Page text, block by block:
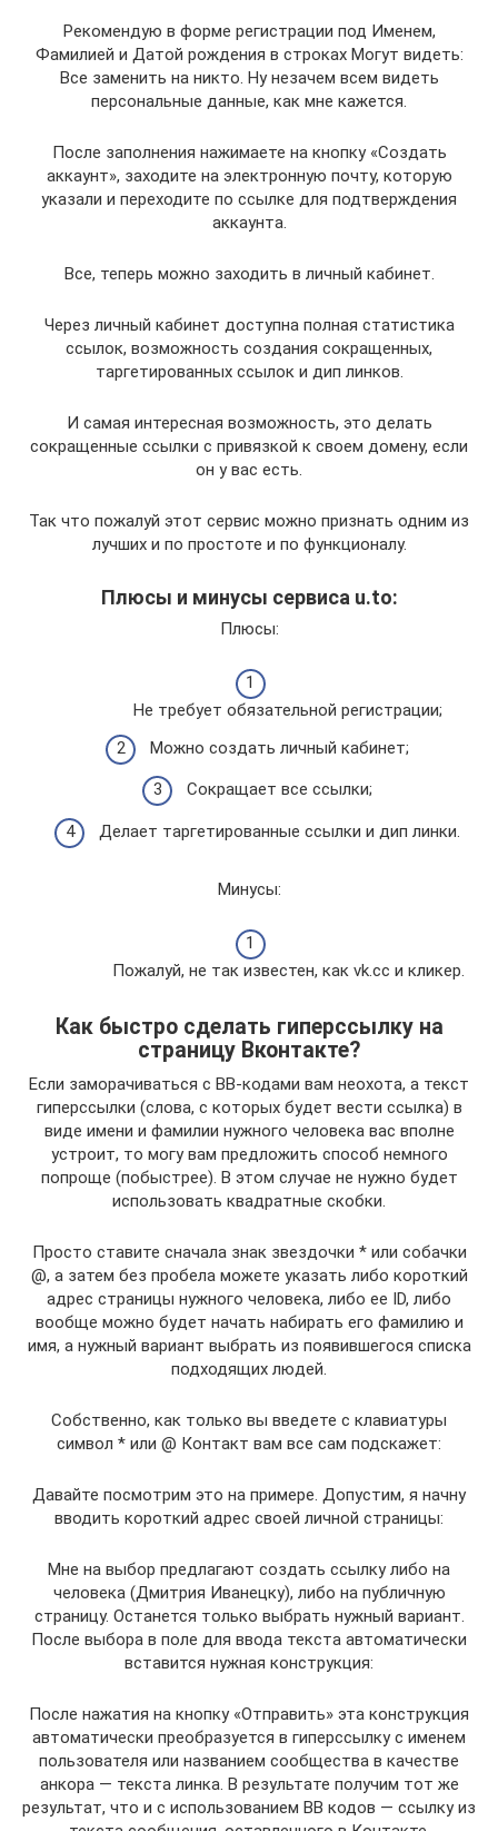
Рекомендую в форме регистрации под Именем,
Фамилией и Датой рождения в строках Могут видеть:
Все заменить на никто. Ну незачем всем видеть
персональные данные, как мне кажется.
После заполнения нажимаете на кнопку «Создать
аккаунт», заходите на электронную почту, которую
указали и переходите по ссылке для подтверждения
аккаунта.
Все, теперь можно заходить в личный кабинет.
Через личный кабинет доступна полная статистика
ссылок, возможность создания сокращенных,
таргетированных ссылок и дип линков.
И самая интересная возможность, это делать
сокращенные ссылки с привязкой к своем домену, если
он у вас есть.
Так что пожалуй этот сервис можно признать одним из
лучших и по простоте и по функционалу.
Плюсы и минусы сервиса u.to:
Плюсы:
Не требует обязательной регистрации;
Можно создать личный кабинет;
Сокращает все ссылки;
Делает таргетированные ссылки и дип линки.
Минусы:
Пожалуй, не так известен, как vk.cc и кликер.
Как быстро сделать гиперссылку на
страницу Вконтакте?
Если заморачиваться с BB-кодами вам неохота, а текст
гиперссылки (слова, с которых будет вести ссылка) в
виде имени и фамилии нужного человека вас вполне
устроит, то могу вам предложить способ немного
попроще (побыстрее). В этом случае не нужно будет
использовать квадратные скобки.
Просто ставите сначала знак звездочки * или собачки
@, а затем без пробела можете указать либо короткий
адрес страницы нужного человека, либо ее ID, либо
вообще можно будет начать набирать его фамилию и
имя, а нужный вариант выбрать из появившегося списка
подходящих людей.
Собственно, как только вы введете с клавиатуры
символ * или @ Контакт вам все сам подскажет:
Давайте посмотрим это на примере. Допустим, я начну
вводить короткий адрес своей личной страницы:
Мне на выбор предлагают создать ссылку либо на
человека (Дмитрия Иванецку), либо на публичную
страницу. Останется только выбрать нужный вариант.
После выбора в поле для ввода текста автоматически
вставится нужная конструкция:
После нажатия на кнопку «Отправить» эта конструкция
автоматически преобразуется в гиперссылку с именем
пользователя или названием сообщества в качестве
анкора — текста линка. В результате получим тот же
результат, что и с использованием BB кодов — ссылку из